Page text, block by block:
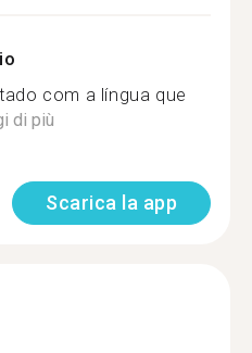
com a língua que
di più
Scarica la app